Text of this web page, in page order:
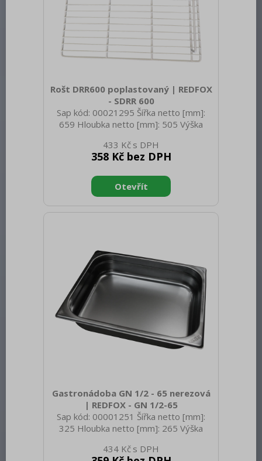
Rošt DRR600 poplastovaný | REDFOX
- SDRR 600
Sap kód: 00021295 Šířka netto [mm]:
659 Hloubka netto [mm]: 505 Výška
Šířka brutto [mm]: 659 Hloubka brutto
[mm]: 505 Výška brutto [mm]: 5
spotřebiče: Neutrální zařízení Vnější
barva zařízení: Bílé Objem brutto [m3]:
0.002 Objem netto [m3]: 0.002 Nosnost
433 Kč
358 Kč bez DPH
Gastronádoba GN 1/2 - 65 nerezová
| REDFOX - GN 1/2-65
Sap kód: 00001251 Šířka netto [mm]:
325 Hloubka netto [mm]: 265 Výška
0.66 Šířka brutto [mm]: 350 Hloubka
434 Kč